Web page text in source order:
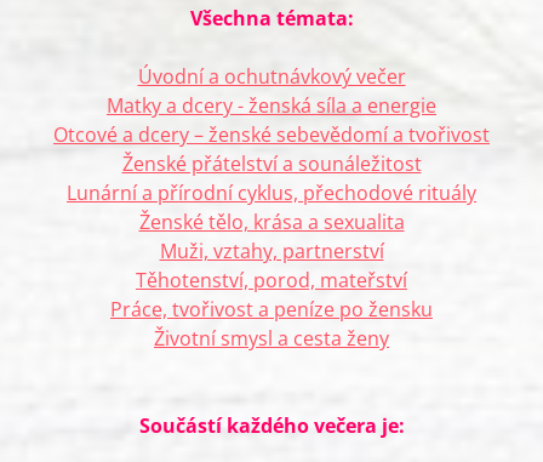
Všechna témata:
Úvodní a ochutnávkový večer
Matky a dcery - ženská síla a energie
Otcové a dcery – ženské sebevědomí a tvořivost
Ženské přátelství a sounáležitost
Lunární a přírodní cyklus, přechodové rituály
Ženské tělo, krása a sexualita
Muži, vztahy, partnerství
Těhotenství, porod, mateřství
Práce, tvořivost a peníze po žensku
Životní smysl a cesta ženy
Součástí každého večera je: